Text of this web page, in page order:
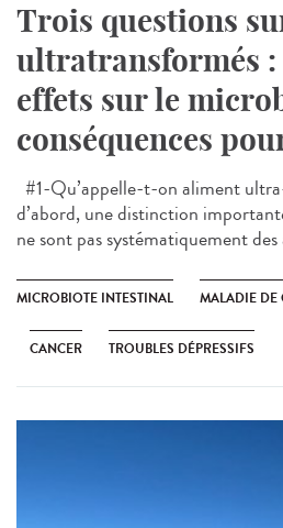
Trois questions
ultratransformés
effets sur le
conséquences
#1-Qu’appelle-t-on aliment
d’abord, une distinction
ne sont pas systématiquement
MICROBIOTE INTESTINAL MALADIE DE
CANCER TROUBLES DÉPRESSIFS